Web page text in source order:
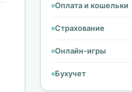
Оплата и кошельки
Страхование
Онлайн-игры
Бухучет